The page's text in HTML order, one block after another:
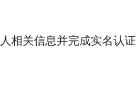
相关信息并完成实名认证